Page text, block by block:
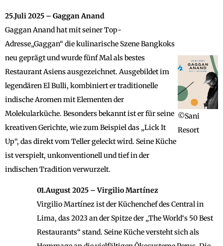
25.Juli 2025 – Gaggan Anand
Gaggan Anand hat mit seiner Top-
Adresse„Gaggan“ die kulinarische Szene Bangkoks
neu geprägt und wurde fünf Mal als bestes
Restaurant Asiens ausgezeichnet. Ausgebildet im
legendären El Bulli, kombiniert er traditionelle
indische Aromen mit Elementen der
Molekularküche. Besonders bekannt ist er für seine
kreativen Gerichte, wie zum Beispiel das „Lick It
Up“, das direkt vom Teller geleckt wird. Seine Küche
ist verspielt, unkonventionell und tief in der
indischen Tradition verwurzelt.
©Sani
Resort
01.August 2025 – Virgilio Martínez
Virgilio Martínez ist der Küchenchef des Central in
Lima, das 2023 an der Spitze der „The World‘s 50 Best
Restaurants“ stand. Seine Küche versteht sich als